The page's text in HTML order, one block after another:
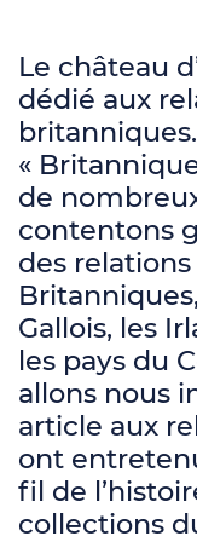
Le château
dédié aux
«
de
contentons
des
Gallois, les
les pays du
allons nous
article aux
ont
fil de
collections